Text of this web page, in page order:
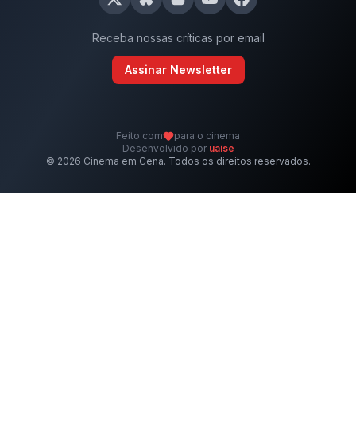
Receba nossas críticas por email
Assinar Newsletter
© 2026 Cinema em Cena. Todos os direitos reservados.
Feito com
para o cinema
Desenvolvido por uaise